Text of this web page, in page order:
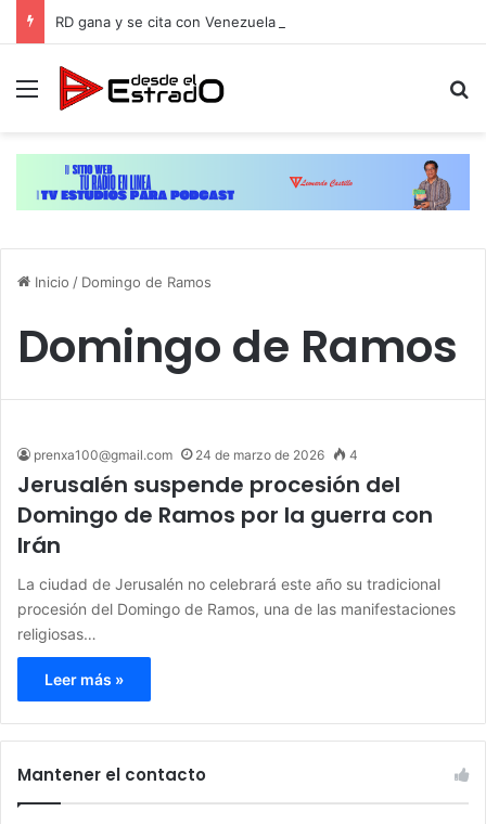
Menú
Inicio / Domingo de Ramos
Domingo de Ramos
prenxa100@gmail.com 24 de marzo de 2026 4
Jerusalén suspende procesión del
Domingo de Ramos por la guerra con
Irán
La ciudad de Jerusalén no celebrará este año su tradicional
procesión del Domingo de Ramos, una de las manifestaciones
religiosas…
Leer más »
Mantener el contacto